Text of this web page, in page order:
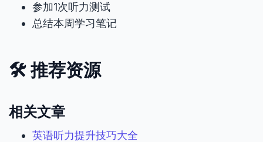
参加1次听力测试
总结本周学习笔记
🛠️ 推荐资源
相关文章
英语听力提升技巧大全